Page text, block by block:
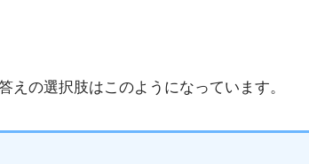
えの選択肢はこのようになっています。